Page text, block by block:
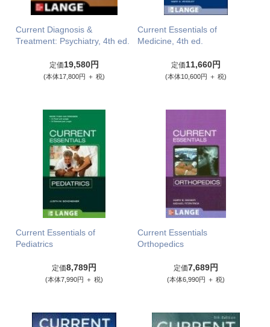
Current Diagnosis &
Treatment: Psychiatry, 4th ed.
定価19,580円
(本体17,800円 ＋ 税)
Current Essentials of
Medicine, 4th ed.
定価11,660円
(本体10,600円 ＋ 税)
Current Essentials of
Pediatrics
定価8,789円
(本体7,990円 ＋ 税)
Current Essentials
Orthopedics
定価7,689円
(本体6,990円 ＋ 税)